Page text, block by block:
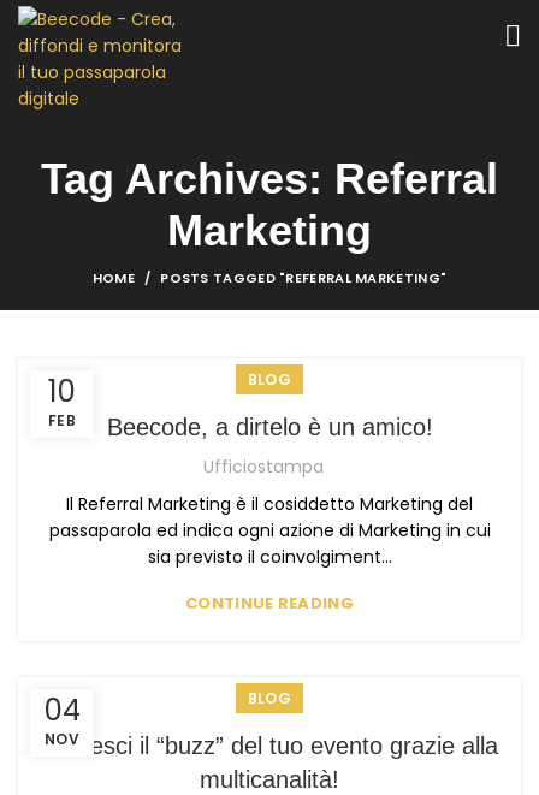
Tag Archives: Referral
Marketing
HOME POSTS TAGGED "REFERRAL MARKETING"
10
FEB
BLOG
Beecode, a dirtelo è un amico!
Ufficiostampa
Il Referral Marketing è il cosiddetto Marketing del
passaparola ed indica ogni azione di Marketing in cui
sia previsto il coinvolgiment...
CONTINUE READING
04
NOV
BLOG
Accresci il “buzz” del tuo evento grazie alla
multicanalità!